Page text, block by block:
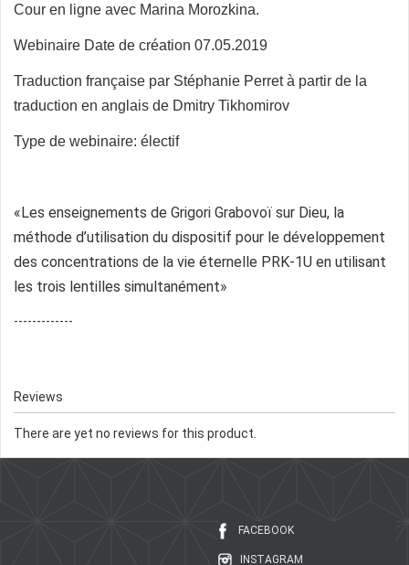
Cour en ligne avec Marina Morozkina.
Webinaire Date de création 07.05.2019
Traduction française par Stéphanie Perret à partir de la
traduction en anglais de Dmitry Tikhomirov
Type de webinaire: électif
«Les enseignements de Grigori Grabovoï sur Dieu, la
méthode d’utilisation du dispositif pour le développement
des concentrations de la vie éternelle PRK-1U en utilisant
les trois lentilles simultanément»
-------------
Reviews
There are yet no reviews for this product.
FACEBOOK
INSTAGRAM